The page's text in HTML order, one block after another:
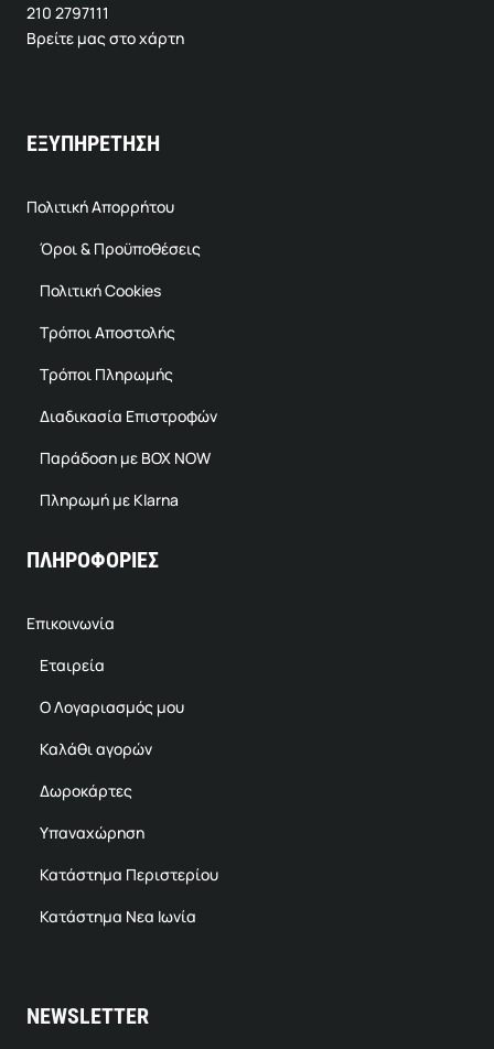
210 2797111
Βρείτε μας στο χάρτη
ΕΞΥΠΗΡΕΤΗΣΗ
Πολιτική Απορρήτου
Όροι & Προϋποθέσεις
Πολιτική Cookies
Τρόποι Αποστολής
Τρόποι Πληρωμής
Διαδικασία Επιστροφών
Παράδοση με BOX NOW
Πληρωμή με Klarna
ΠΛΗΡΟΦΟΡΙΕΣ
Επικοινωνία
Εταιρεία
Ο Λογαριασμός μου
Καλάθι αγορών
Δωροκάρτες
Υπαναχώρηση
Κατάστημα Περιστερίου
Κατάστημα Νεα Ιωνία
NEWSLETTER